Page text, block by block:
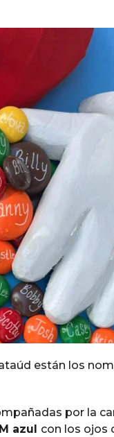
están los
por la
azul con los ojos